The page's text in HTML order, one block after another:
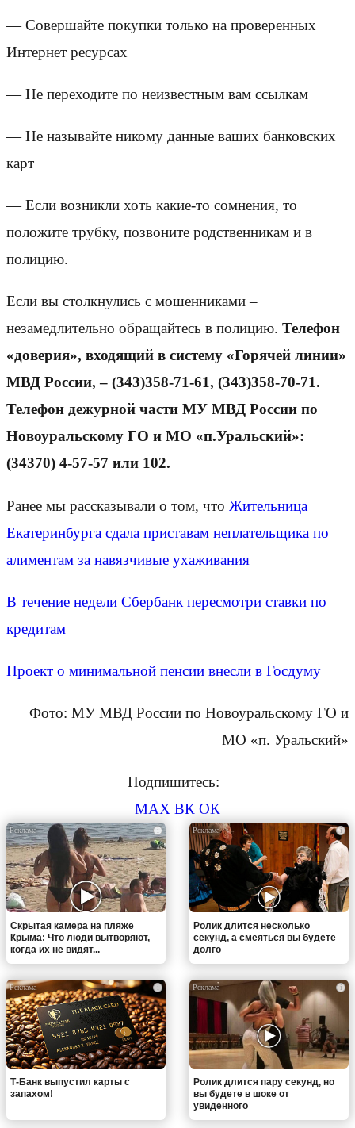
— Совершайте покупки только на проверенных
Интернет ресурсах
— Не переходите по неизвестным вам ссылкам
— Не называйте никому данные ваших банковских
карт
— Если возникли хоть какие-то сомнения, то
положите трубку, позвоните родственникам и в
полицию.
Если вы столкнулись с мошенниками –
незамедлительно обращайтесь в полицию. Телефон
«доверия», входящий в систему «Горячей линии»
МВД России, – (343)358-71-61, (343)358-70-71.
Телефон дежурной части МУ МВД России по
Новоуральскому ГО и МО «п.Уральский»:
(34370) 4-57-57 или 102.
Ранее мы рассказывали о том, что Жительница
Екатеринбурга сдала приставам неплательщика по
алиментам за навязчивые ухаживания
В течение недели Сбербанк пересмотри ставки по
кредитам
Проект о минимальной пенсии внесли в Госдуму
Фото: МУ МВД России по Новоуральскому ГО и
МО «п. Уральский»
Подпишитесь:
MAX ВК ОК
i
Скрытая камера на пляже
Крыма: Что люди вытворяют,
когда их не видят...
i
Ролик длится несколько
секунд, а смеяться вы будете
долго
i
Т-Банк выпустил карты с
запахом!
i
Ролик длится пару секунд, но
вы будете в шоке от
увиденного